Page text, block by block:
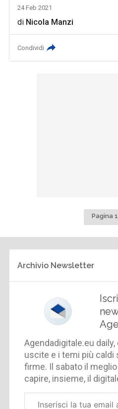
24 Feb 2021
di Nicola Manzi
Condividi
Pagina
Archivio Newsletter
Agendadigitale.eu
uscite e i temi più caldi
firme. Il sabato il
capire, insieme, il